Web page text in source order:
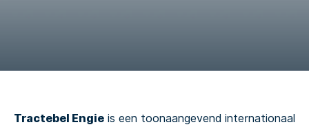
Tractebel Engie is een toonaangevend internationaal